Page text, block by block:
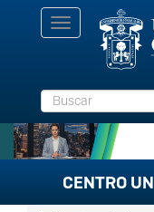
Toggle
navigation
Buscar
CENTRO